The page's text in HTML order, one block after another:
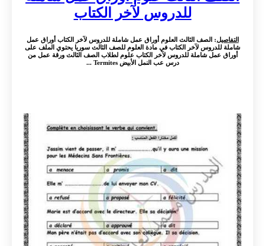
للدروس لآخر الكتاب
التفاصيل: الصف الثالث العلوم أوراق عمل شاملة للدروس لآخر الكتاب أوراق عمل
شاملة للدروس لآخر الكتاب في مادة العلوم للصف الثالث سوريا يحتوي الملف على
أوراق عمل شاملة للدروس لآخر الكتاب علوم لطلاب الصف الثالث ورقة عمل من
درس عب النمل الأبيض Termites ...